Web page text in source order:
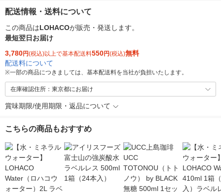
配送情報・送料について
この商品はLOHACOが販売・発送します。
最短翌日お届け
3,780円(税込)以上で基本配送料550円(税込)無料
配送料について
※一部の商品につきましては、基本配送料を当社が負担いたします。
在庫確認住所：東京都にお届け
賞味期限/使用期限・返品について
こちらの商品もおすすめ